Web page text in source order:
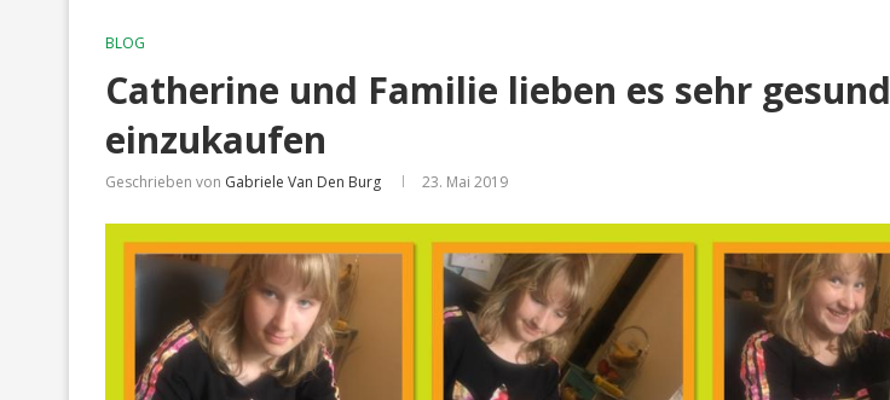
BLOG
Catherine und Familie lieben es sehr gesund
einzukaufen
Geschrieben von Gabriele Van Den Burg 23. Mai 2019